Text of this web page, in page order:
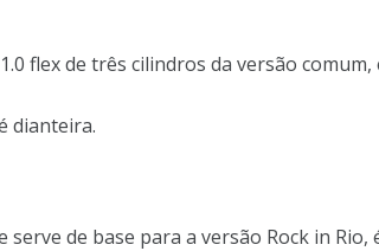
flex de três cilindros da versão
dianteira.
de base para a versão Rock in Rio,